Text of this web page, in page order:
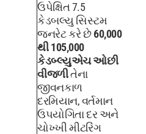
ઉપેક્ષિત 7.5
કેડબલ્યુ સિસ્ટમ
જનરેટ કરે છે60,000
થી 105,000
કેડબ્લ્યુએચ ઓછી
વીજળીતેના
જીવનકાળ
દરમિયાન, વર્તમાન
ઉપયોગિતા દર અને
ચોખ્ખી મીટરિંગ